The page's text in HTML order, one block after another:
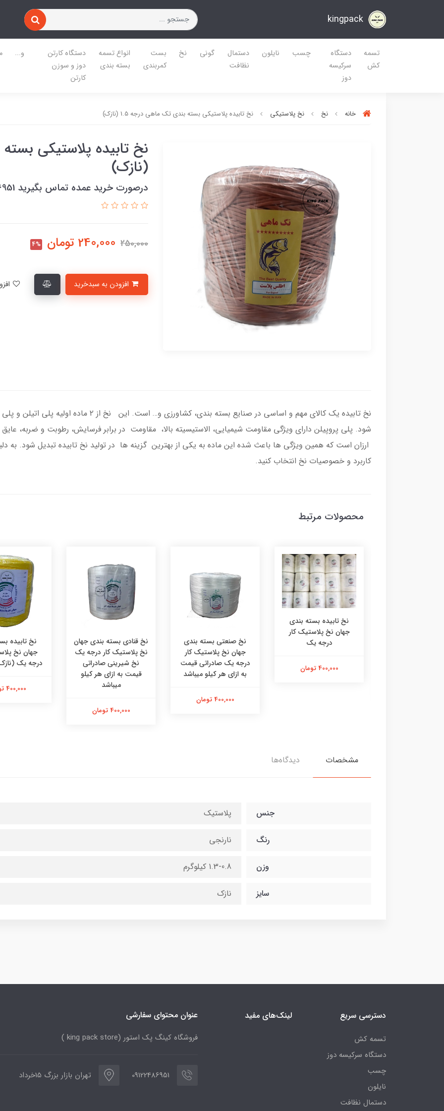
kingpack
تسمه
کش
دستگاه
سرکیسه
دوز
چسب نایلون
دستمال
نظافت
گونی نخ
بست
کمربندی
انواع تسمه
بسته بندی
دستگاه کارتن
دوز و سوزن
کارتن
و...
خانه نخ نخ پلاستیکی نخ تابیده پلاستیکی بسته بندی تک ماهی درجه 1.5 (نازک)
(نازک)
درصورت خرید عمده تماس بگیرید 09122486951
250,000
240,000 تومان 4%
شود. پلی پروپیلن دارای ویژگی مقاومت شیمیایی، الاستیسیته بالا، مقاومت در برابر فرسایش، رطوبت و ضربه،
ارزان است که همین ویژگی ها باعث شده این ماده به یکی از بهترین گزینه ها در تولید نخ تابیده تبدیل شود. به
کاربرد و خصوصیات نخ انتخاب کنید.
محصولات مرتبط
نخ تابیده بسته بندی
جهان نخ پلاستیک کار
درجه یک
400,000 تومان
نخ صنعتی بسته بندی
جهان نخ پلاستیک کار
درجه یک صادراتی قیمت
به ازای هر کیلو میباشد
400,000 تومان
نخ قنادی بسته بندی جهان
نخ پلاستیک کار درجه یک
نخ شیرینی صادراتی
قیمت به ازای هر کیلو
میباشد
400,000 تومان
نخ تابیده
جهان نخ
درجه یک
400,000 تومان
مشخصات دیدگاه‌ها
جنس پلاستیک
رنگ نارنجی
وزن 1.3-0.8 کیلوگرم
سایز نازک
دسترسی سریع
تسمه کش
دستگاه سرکیسه دوز
چسب
نایلون
دستمال نظافت
لینک‌های مفید عنوان محتوای سفارشی
فروشگاه کینگ پک استور (king pack store )
09122486951 تهران بازار بزرگ 15خرداد